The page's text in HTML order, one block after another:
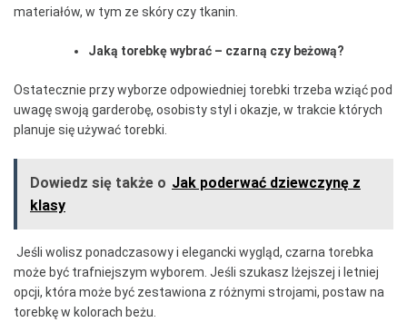
materiałów, w tym ze skóry czy tkanin.
Jaką torebkę wybrać – czarną czy beżową?
Ostatecznie przy wyborze odpowiedniej torebki trzeba wziąć pod
uwagę swoją garderobę, osobisty styl i okazje, w trakcie których
planuje się używać torebki.
Dowiedz się także o Jak poderwać dziewczynę z
klasy
Jeśli wolisz ponadczasowy i elegancki wygląd, czarna torebka
może być trafniejszym wyborem. Jeśli szukasz lżejszej i letniej
opcji, która może być zestawiona z różnymi strojami, postaw na
torebkę w kolorach beżu.